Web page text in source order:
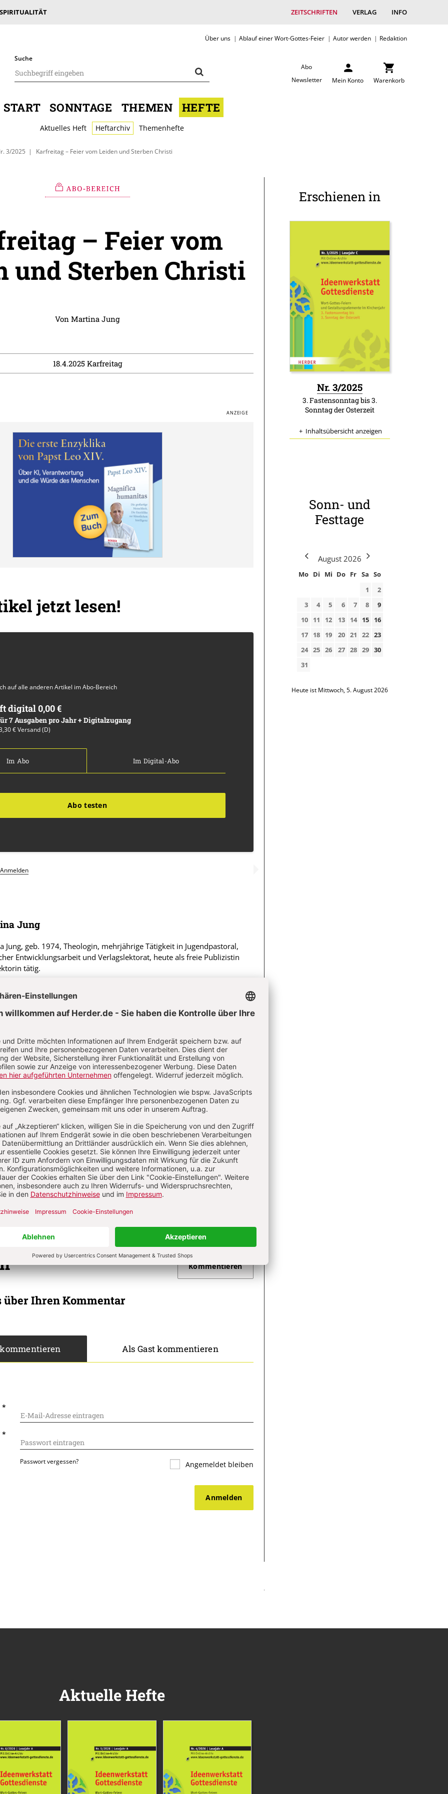
ZEITSCHRIFTEN VERLAG INFO
Über uns Ablauf einer Wort-Gottes-Feier Autor werden Redaktion
Suche
Abo
Newsletter
Mein Konto Warenkorb
START SONNTAGE THEMEN HEFTE
Aktuelles Heft Heftarchiv Themenhefte
3/2025 Karfreitag – Feier vom Leiden und Sterben Christi
– Feier vom
und Sterben Christi
Von Martina Jung
18.4.2025 Karfreitag
jetzt lesen!
auf alle anderen Artikel im Abo-Bereich
digital 0,00 €
7 Ausgaben pro Jahr + Digitalzugang
€ Versand (D)
Im Abo Im Digital-Abo
Abo testen
Anmelden
Jung
Jung, geb. 1974, Theologin, mehrjährige Tätigkeit in Jugendpastoral,
Entwicklungsarbeit und Verlagslektorat, heute als freie Publizistin
tätig.
und Sterben Jesu am Karfreitag
Jung
bis 6. Sonntag der Osterzeit S. 40-41 Gestaltungselement
– Symbolpredigt und
am Karfreitag Von Michael Paul
bis 3. Sonntag der Osterzeit S. 85-89 Gestaltungselement
Kreuz hast du die Welt erlöst –
und Senioren Von Maria Garsky
Kommentieren
Ihren Kommentar
Als Gast kommentieren
*
*
Passwort vergessen? Angemeldet bleiben
Anmelden
Erschienen in
Nr. 3/2025:
3. Fastensonntag bis 3.
Sonntag der Osterzeit
Inhaltsübersicht anzeigen
Sonn- und
Festtage
August 2026
Mo Di Mi Do Fr Sa So
1
2
3
4 5 6 7 8
9
10
11 12 13 14 15
16
17
18 19 20 21 22 23
24 25 26 27 28 29 30
31
Heute ist Mittwoch, 5. August 2026
Aktuelle Hefte